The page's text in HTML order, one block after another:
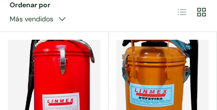
Ordenar por
Más vendidos
Lista